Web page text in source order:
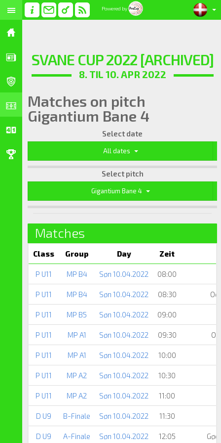
Powered by
SVANE CUP 2022 [ARCHIVED]
8. TIL 10. APR 2022
Matches on pitch
Gigantium Bane 4
Select date
All dates
Select pitch
Gigantium Bane 4
Matches
Class Group Day Zeit
P U11 MP B4 Søn 10.04.2022 08:00
P U11 MP B4 Søn 10.04.2022 08:30
P U11 MP B5 Søn 10.04.2022 09:00
P U11 MP A1 Søn 10.04.2022 09:30
P U11 MP A1 Søn 10.04.2022 10:00
P U11 MP A2 Søn 10.04.2022 10:30
P U11 MP A2 Søn 10.04.2022 11:00
D U9 B-Finale Søn 10.04.2022 11:30
D U9 A-Finale Søn 10.04.2022 12:05